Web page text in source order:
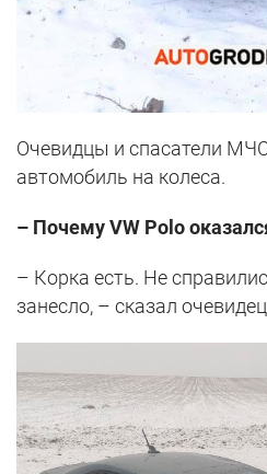
Очевидцы и спасатели
автомобиль на колеса.
– Почему VW Polo
– Корка есть. Не
занесло, – сказал